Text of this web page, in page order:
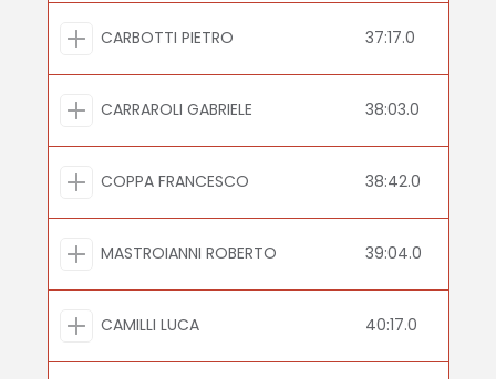
CARBOTTI PIETRO 37:17.0
CARRAROLI GABRIELE 38:03.0
COPPA FRANCESCO 38:42.0
MASTROIANNI ROBERTO 39:04.0
CAMILLI LUCA 40:17.0